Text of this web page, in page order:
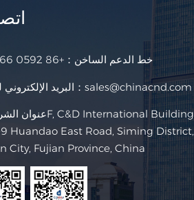
خط الدعم الساخن： +86 0592 2263666
البريد الإلكتروني للتواصل：sales@chinacnd.com
Huandao East Road, Siming District,
City, Fujian Province, China